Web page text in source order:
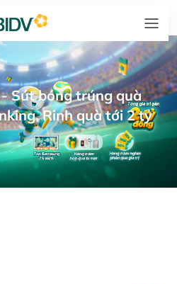
Sút bóng trúng quà
Rinh quà tới 2 tỷ